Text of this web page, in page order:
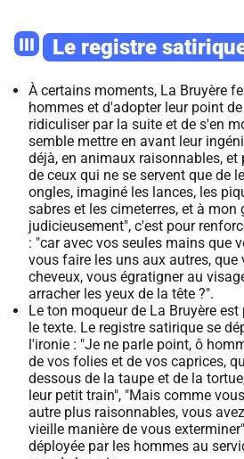
III Le registre
À certains moments, La Bruyère
hommes et d'adopter leur point
ridiculiser par la suite et de s'en
semble mettre en avant leur
déjà, en animaux raisonnables,
de ceux qui ne se servent que de
ongles, imaginé les lances, les
sabres et les cimeterres, et à mon
judicieusement", c'est pour
: "car avec vos seules mains que
vous faire les uns aux autres, que
cheveux, vous égratigner au
arracher les yeux de la tête ?".
Le ton moqueur de La Bruyère
le texte. Le registre satirique se
l'ironie : "Je ne parle point, ô
de vos folies et de vos caprices,
dessous de la taupe et de la
leur petit train", "Mais comme
autre plus raisonnables, vous
vieille manière de vous
déployée par les hommes au